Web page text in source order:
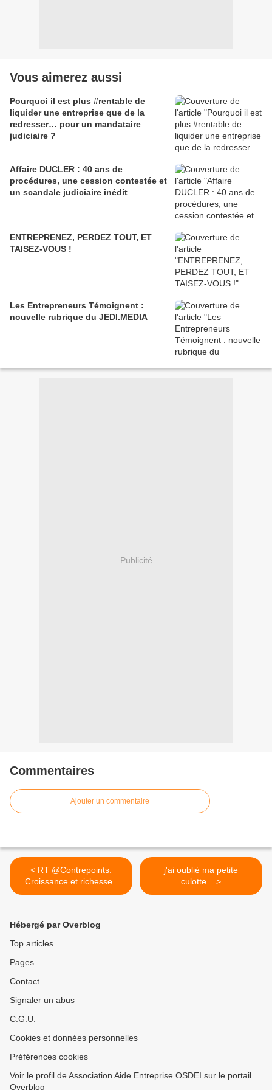
Vous aimerez aussi
Pourquoi il est plus #rentable de
liquider une entreprise que de la
redresser… pour un mandataire
judiciaire ?
Affaire DUCLER : 40 ans de
procédures, une cession contestée et
un scandale judiciaire inédit
ENTREPRENEZ, PERDEZ TOUT, ET
TAISEZ-VOUS !
Les Entrepreneurs Témoignent :
nouvelle rubrique du JEDI.MEDIA
Publicité
Commentaires
Ajouter un commentaire
< RT @Contrepoints:
Croissance et richesse :
le...
j'ai oublié ma petite
culotte... >
Hébergé par Overblog
Top articles
Pages
Contact
Signaler un abus
C.G.U.
Cookies et données personnelles
Préférences cookies
Voir le profil de Association Aide Entreprise OSDEI sur le portail
Overblog